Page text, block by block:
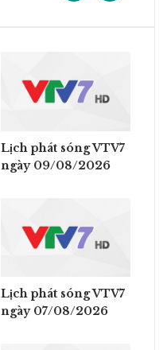
Lịch phát sóng VTV7
ngày 09/08/2026
Lịch phát sóng VTV7
ngày 07/08/2026